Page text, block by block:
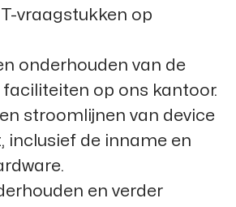
vraagstukken op
onderhouden van de
op ons kantoor.
stroomlijnen van device
inclusief de inname en
en verder